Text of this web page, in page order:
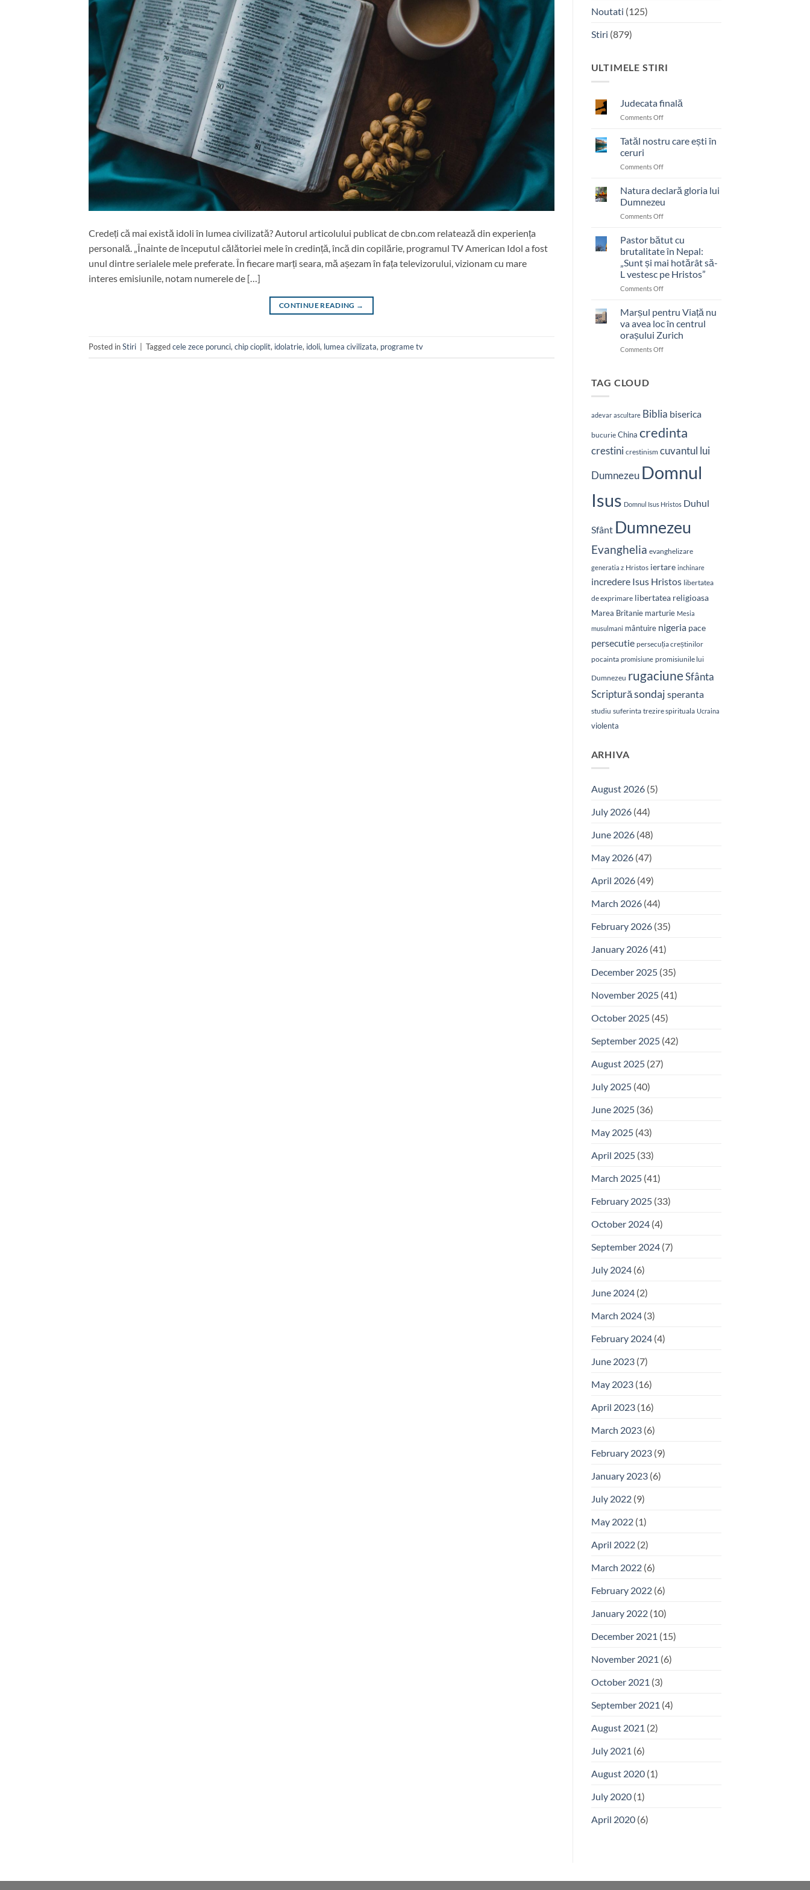
Credeți că mai există idoli în lumea civilizată? Autorul articolului publicat de cbn.com relatează din experiența
personală. „Înainte de începutul călătoriei mele în credință, încă din copilărie, programul TV American Idol a fost
unul dintre serialele mele preferate. În fiecare marți seara, mă așezam în fața televizorului, vizionam cu mare
interes emisiunile, notam numerele de […]
CONTINUE READING →
Posted inStiri Taggedcele zece porunci, chip cioplit, idolatrie, idoli, lumea civilizata, programe tv
Noutati (125)
Stiri (879)
ULTIMELE STIRI
Judecata finală
Comments Offon
Tatăl nostru care ești în
ceruri
Comments Offon
nostru
care
ești
în
Natura declară gloria lui
Dumnezeu
Comments Offon
declară
gloria
lui
Dumnezeu
Pastor bătut cu
brutalitate în Nepal:
„Sunt și mai hotărât să-
L vestesc pe Hristos”
Comments Offon
bătut
cu
brutalitate
în
Nepal:
L
pe
Marșul pentru Viață nu
va avea loc în centrul
orașului Zurich
Comments Offon
avea
loc
în
orașului
TAG CLOUD
adevar ascultare Biblia biserica
bucurie China credinta
crestini crestinism cuvantul lui
Dumnezeu Domnul
Isus Domnul Isus Hristos Duhul
Sfânt Dumnezeu
Evanghelia evanghelizare
generatia z Hristos iertare inchinare
incredere Isus Hristos libertatea
de exprimare libertatea religioasa
Marea Britanie marturie Mesia
musulmani mântuire nigeria pace
persecutie persecuția creștinilor
pocainta promisiune promisiunile lui
Dumnezeu rugaciuneSfânta
Scripturăsondaj speranta
studiu suferinta trezire spirituala Ucraina
violenta
ARHIVA
August 2026(5)
July 2026(44)
June 2026(48)
May 2026(47)
April 2026(49)
March 2026(44)
February 2026(35)
January 2026(41)
December 2025(35)
November 2025(41)
October 2025(45)
September 2025(42)
August 2025(27)
July 2025(40)
June 2025(36)
May 2025(43)
April 2025(33)
March 2025(41)
February 2025(33)
October 2024(4)
September 2024(7)
July 2024(6)
June 2024(2)
March 2024(3)
February 2024(4)
June 2023(7)
May 2023(16)
April 2023(16)
March 2023(6)
February 2023(9)
January 2023(6)
July 2022(9)
May 2022(1)
April 2022(2)
March 2022(6)
February 2022(6)
January 2022(10)
December 2021 (15)
November 2021 (6)
October 2021 (3)
September 2021 (4)
August 2021 (2)
July 2021 (6)
August 2020(1)
July 2020(1)
April 2020(6)